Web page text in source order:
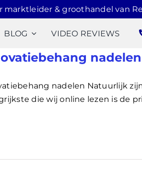
marktleider & groothandel van
BLOG VIDEO REVIEWS
nadelen
nadelen Natuurlijk
die wij online lezen is de